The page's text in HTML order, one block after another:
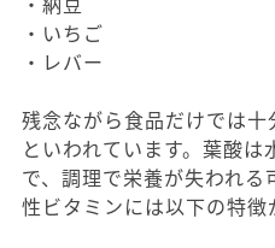
・いちご
・レバー
残念ながら食品だけでは
といわれています。葉酸
で、調理で栄養が失われ
性ビタミンには以下の特徴